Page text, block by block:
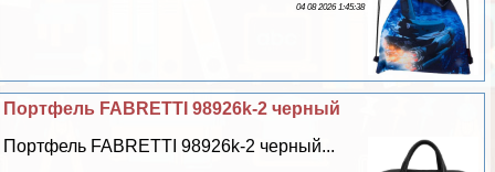
04 08 2026 1:45:38
Портфель FABRETTI 98926k-2 черный
Портфель FABRETTI 98926k-2 черный...